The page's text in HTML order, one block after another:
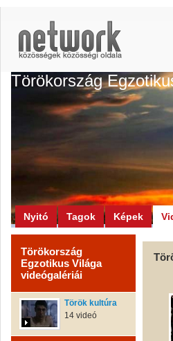
Törökország
Nyitó Tagok Képek
Törökország
Egzotikus Világa
videógalériái
Török kultúra
14 videó